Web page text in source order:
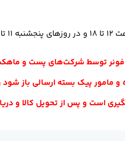
فونر توسط شرکت‌های پست و
و مامور پیک بسته ارسالی باز
است و پس از تحویل کالا